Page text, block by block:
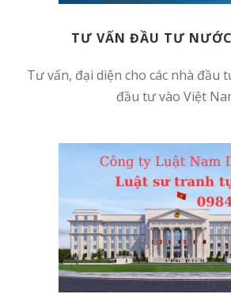
TƯ VẤN ĐẦU TƯ
Tư vấn, đại diện cho các nhà đầu
đầu tư vào Việt